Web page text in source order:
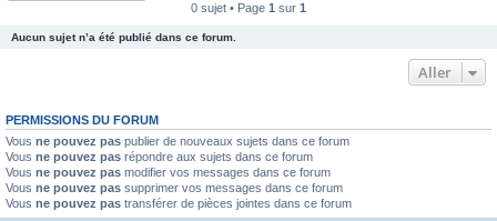
0 sujet • Page 1 sur 1
Aucun sujet n’a été publié dans ce forum.
Aller
PERMISSIONS DU FORUM
Vous ne pouvez pas publier de nouveaux sujets dans ce forum
Vous ne pouvez pas répondre aux sujets dans ce forum
Vous ne pouvez pas modifier vos messages dans ce forum
Vous ne pouvez pas supprimer vos messages dans ce forum
Vous ne pouvez pas transférer de pièces jointes dans ce forum